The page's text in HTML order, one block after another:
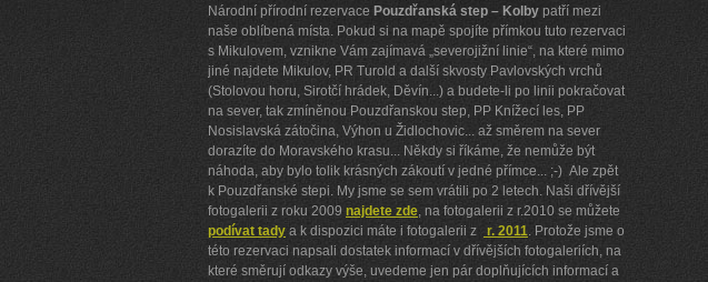
Národní přírodní rezervace Pouzdřanská step – Kolby patří mezi
naše oblíbená místa. Pokud si na mapě spojíte přímkou tuto rezervaci
s Mikulovem, vznikne Vám zajímavá „severojižní linie“, na které mimo
jiné najdete Mikulov, PR Turold a další skvosty Pavlovských vrchů
(Stolovou horu, Sirotčí hrádek, Děvín...) a budete-li po linii pokračovat
na sever, tak zmíněnou Pouzdřanskou step, PP Knížecí les, PP
Nosislavská zátočina, Výhon u Židlochovic... až směrem na sever
dorazíte do Moravského krasu... Někdy si říkáme, že nemůže být
náhoda, aby bylo tolik krásných zákoutí v jedné přímce... ;-) Ale zpět
k Pouzdřanské stepi. My jsme se sem vrátili po 2 letech. Naši dřívější
fotogalerii z roku 2009 najdete zde, na fotogalerii z r.2010 se můžete
podívat tady a k dispozici máte i fotogalerii z r. 2011. Protože jsme o
této rezervaci napsali dostatek informací v dřívějších fotogaleriích, na
které směrují odkazy výše, uvedeme jen pár doplňujících informací a